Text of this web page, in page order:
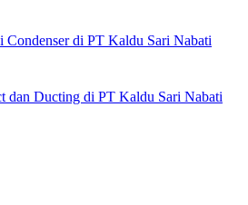
Condenser di PT Kaldu Sari Nabati
dan Ducting di PT Kaldu Sari Nabati